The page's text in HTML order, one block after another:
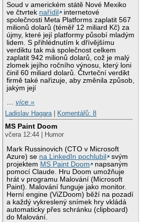
Soud v americkém státě Nové Mexiko
ve čtvrtek nařídil
internetové
společnosti Meta Platforms zaplatit 567
milionů dolarů (téměř 12 miliard Kč) za
újmy, které její platformy působí mladým
lidem. S přihlédnutím k dřívějšímu
verdiktu tak má společnost celkem
zaplatit 942 milionů dolarů, což je malý
zlomek jejího ročního výnosu, který loni
činil 60 miliard dolarů. Čtvrteční verdikt
firmě také nařizuje, aby změnila způsob,
jakým její
…více »
Ladislav Hagara
Komentářů: 8
MS Paint Doom
včera 12:44 | Humor
Mark Russinovich (CTO v Microsoft
Azure) se na LinkedIn pochlubil
svým
projektem MS Paint Doom
napsaným
pomocí Claude. Hru Doom umožňuje
hrát v programu Malování (Microsoft
Paint). Malování funguje jako monitor.
Herní engine (ViZDoom) běží na pozadí
a každý vykreslený snímek hry vkládá
automaticky přes schránku (clipboard)
do Malování.